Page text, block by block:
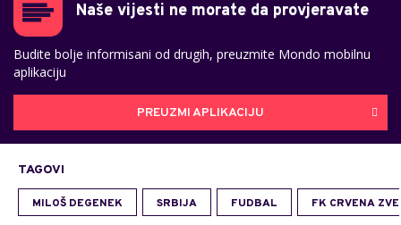
Naše vijesti ne morate da provjeravate
Budite bolje informisani od drugih, preuzmite Mondo mobilnu
aplikaciju
PREUZMI APLIKACIJU
TAGOVI
MILOŠ DEGENEK SRBIJA FUDBAL FK CRVENA